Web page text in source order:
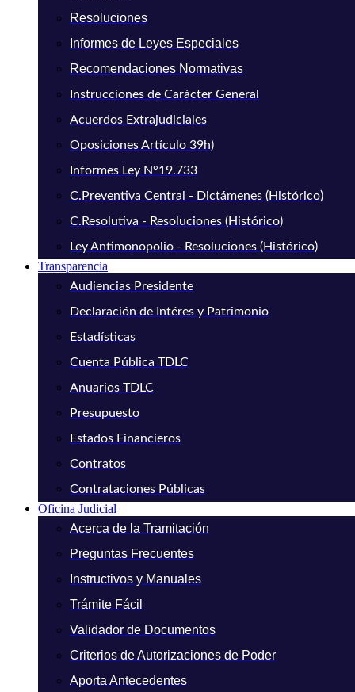
Resoluciones
Informes de Leyes Especiales
Recomendaciones Normativas
Instrucciones de Carácter General
Acuerdos Extrajudiciales
Oposiciones Artículo 39h)
Informes Ley N°19.733
C.Preventiva Central - Dictámenes (Histórico)
C.Resolutiva - Resoluciones (Histórico)
Ley Antimonopolio - Resoluciones (Histórico)
Transparencia
Audiencias Presidente
Declaración de Intéres y Patrimonio
Estadísticas
Cuenta Pública TDLC
Anuarios TDLC
Presupuesto
Estados Financieros
Contratos
Contrataciones Públicas
Oficina Judicial
Acerca de la Tramitación
Preguntas Frecuentes
Instructivos y Manuales
Trámite Fácil
Validador de Documentos
Criterios de Autorizaciones de Poder
Aporta Antecedentes